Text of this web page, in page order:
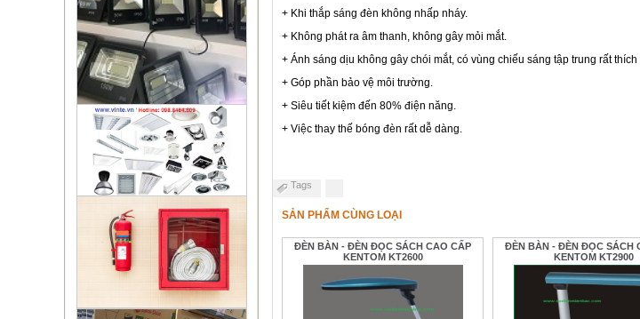
+ Khi thắp sáng đèn không nhấp nháy.
+ Không phát ra âm thanh, không gây mỏi mắt.
+ Ánh sáng dịu không gây chói mắt, có vùng chiếu sáng tập trung rất
+ Góp phần bảo vệ môi trường.
+ Siêu tiết kiệm đến 80% điện năng.
+ Việc thay thế bóng đèn rất dễ dàng.
Tags
SẢN PHẨM CÙNG LOẠI
ĐÈN BÀN - ĐÈN ĐỌC SÁCH CAO CẤP
KENTOM KT2600
ĐÈN BÀN - ĐÈN ĐỌC SÁCH
KENTOM KT2900